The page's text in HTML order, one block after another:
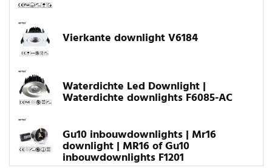
Vierkante downlight V6184
Waterdichte Led Downlight |
Waterdichte downlights F6085-AC
Gu10 inbouwdownlights | Mr16
downlight | MR16 of Gu10
inbouwdownlights F1201